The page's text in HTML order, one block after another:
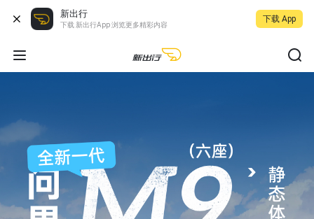
新出行
下载 新出行App 浏览更多精彩内容
下载 App